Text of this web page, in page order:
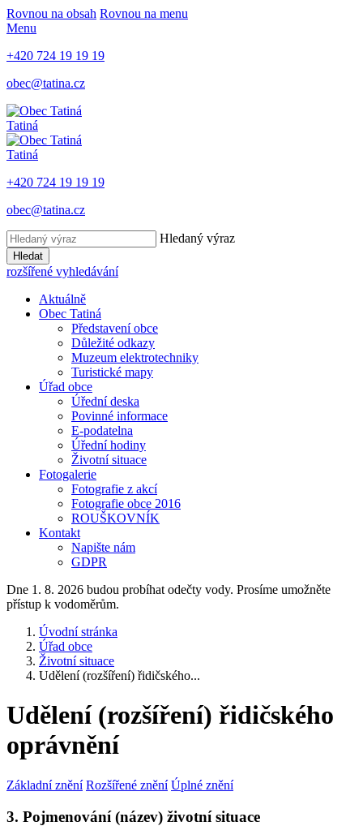
Rovnou na obsah Rovnou na menu
Menu
+420 724 19 19 19
obec@tatina.cz
Tatiná
Tatiná
+420 724 19 19 19
obec@tatina.cz
Hledaný výraz
Hledat
rozšířené vyhledávání
Aktuálně
Obec Tatiná
Představení obce
Důležité odkazy
Muzeum elektrotechniky
Turistické mapy
Úřad obce
Úřední deska
Povinné informace
E-podatelna
Úřední hodiny
Životní situace
Fotogalerie
Fotografie z akcí
Fotografie obce 2016
ROUŠKOVNÍK
Kontakt
Napište nám
GDPR
Dne 1. 8. 2026 budou probíhat odečty vody. Prosíme umožněte
přístup k vodoměrům.
Úvodní stránka
Úřad obce
Životní situace
Udělení (rozšíření) řidičského...
Udělení (rozšíření) řidičského
oprávnění
Základní znění Rozšířené znění Úplné znění
3. Pojmenování (název) životní situace